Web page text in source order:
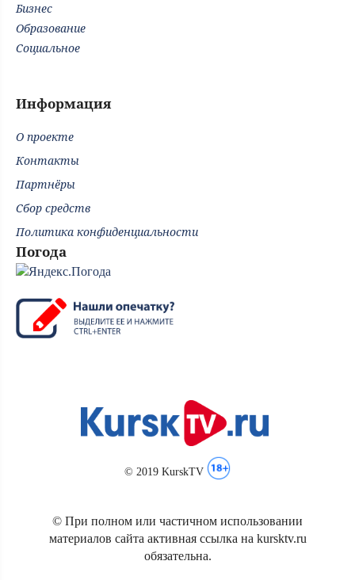
Бизнес
Образование
Социальное
Информация
О проекте
Контакты
Партнёры
Сбор средств
Политика конфиденциальности
Погода
© 2019 KurskTV
© При полном или частичном использовании
материалов сайта активная ссылка на kursktv.ru
обязательна.